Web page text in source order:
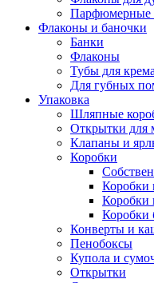
Парфюмерные
Флаконы и баночки
Банки
Флаконы
Тубы для крема
Для губных
Упаковка
Шляпные
Открытки для
Клапаны и
Коробки
Коробки
Коробки
Коробки
Конверты и
Пенобоксы
Купола и
Открытки